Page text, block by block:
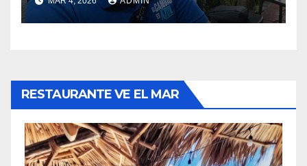
municipales.
RESTAURANTE VE EL MAR